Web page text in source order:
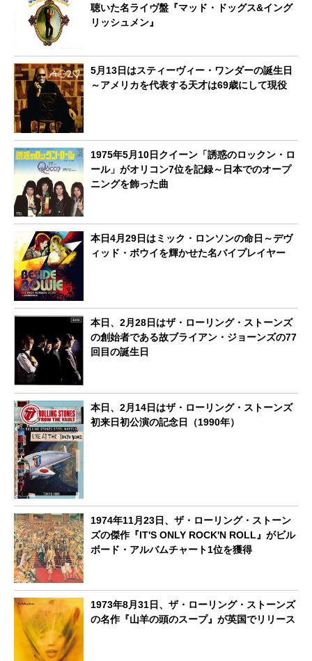
聴いた名ライヴ盤『マッド・ドッグス&イング
リッシュメン』
5月13日はスティーヴィー・ワンダーの誕生日
～アメリカを代表する天才は69歳にして現役
1975年5月10日クイーン「誘惑のロックン・ロ
ール」がオリコン7位を記録～日本でのオープ
ニングを飾った曲
本日4月29日はミック・ロンソンの命日～デヴ
ィッド・ボウイを輝かせた名バイプレイヤー
本日、2月28日はザ・ローリング・ストーンズ
の創始者である故ブライアン・ジョーンズの77
回目の誕生日
本日、2月14日はザ・ローリング・ストーンズ
初来日初公演の記念日（1990年）
1974年11月23日、ザ・ローリング・ストーン
ズの傑作『IT'S ONLY ROCK'N ROLL』がビル
ボード・アルバムチャート1位を獲得
1973年8月31日、ザ・ローリング・ストーンズ
の名作『山羊の頭のスープ』が英国でリリース